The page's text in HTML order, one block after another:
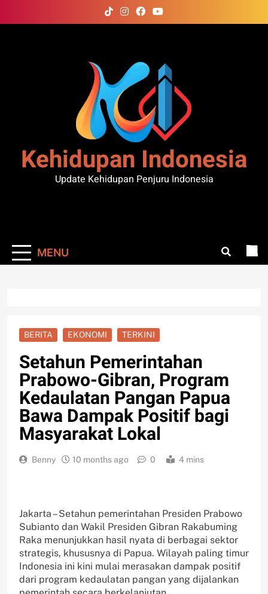
to
Kehidupan Indonesia
Update Kehidupan Penjuru Indonesia
MENU
BERITA EKONOMI TERKINI
Setahun Pemerintahan
Prabowo-Gibran, Program
Kedaulatan Pangan Papua
Bawa Dampak Positif bagi
Masyarakat Lokal
Benny 10 months ago 0 4 mins
Jakarta – Setahun pemerintahan Presiden Prabowo
Subianto dan Wakil Presiden Gibran Rakabuming
Raka menunjukkan hasil nyata di berbagai sektor
strategis, khususnya di Papua. Wilayah paling timur
Indonesia ini kini mulai merasakan dampak positif
dari program kedaulatan pangan yang dijalankan